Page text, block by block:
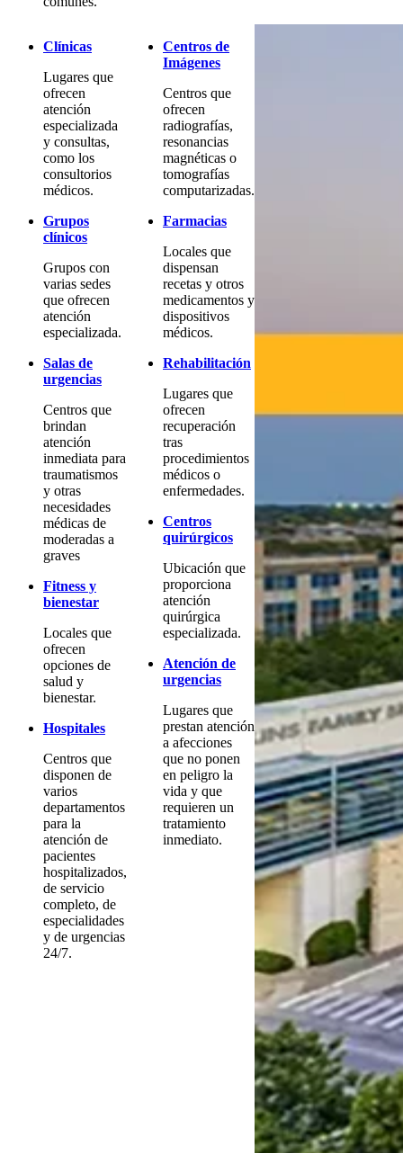
Clínicas
Lugares que
ofrecen
atención
especializada
y consultas,
como los
consultorios
médicos.
Grupos
clínicos
Grupos con
varias sedes
que ofrecen
atención
especializada.
Salas de
urgencias
Centros que
brindan
atención
inmediata para
traumatismos
y otras
necesidades
médicas de
moderadas a
graves
Fitness y
bienestar
Locales que
ofrecen
opciones de
salud y
bienestar.
Hospitales
Centros que
disponen de
varios
departamentos
para la
atención de
pacientes
hospitalizados,
de servicio
completo, de
especialidades
y de urgencias
24/7.
Centros de
Imágenes
Centros que
ofrecen
radiografías,
resonancias
magnéticas o
tomografías
computarizadas.
Farmacias
Locales que
dispensan
recetas y otros
medicamentos y
dispositivos
médicos.
Rehabilitación
Lugares que
ofrecen
recuperación
tras
procedimientos
médicos o
enfermedades.
Centros
quirúrgicos
Ubicación que
proporciona
atención
quirúrgica
especializada.
Atención de
urgencias
Lugares que
prestan atención
a afecciones
que no ponen
en peligro la
vida y que
requieren un
tratamiento
inmediato.